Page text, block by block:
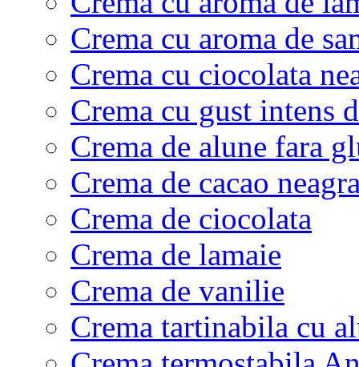
Crema cu aroma de
Crema cu ciocolata
Crema cu gust intens
Crema de alune fara
Crema de cacao
Crema de ciocolata
Crema de lamaie
Crema de vanilie
Crema tartinabila cu